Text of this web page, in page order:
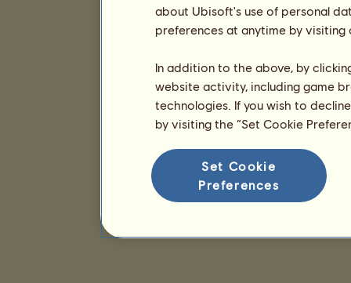
about Ubisoft's use of personal
preferences at anytime by
In addition to the above, by
website activity, including game
technologies. If you wish to
by visiting the “Set Cookie
Set Cookie
Preferences